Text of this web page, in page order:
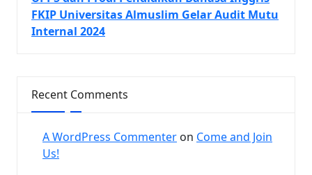
FKIP Universitas Almuslim Gelar Audit Mutu
Internal 2024
Recent Comments
A WordPress Commenter on Come and Join
Us!